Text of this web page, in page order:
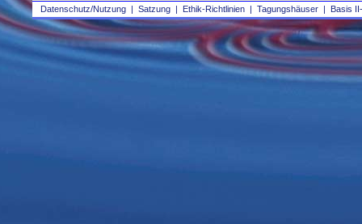
Datenschutz/Nutzung | Satzung | Ethik-Richtlinien | Tagungshäuser | Basis